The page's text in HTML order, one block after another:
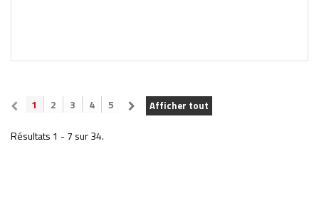
Afficher tout
1 2 3 4 5
Résultats 1 - 7 sur 34.